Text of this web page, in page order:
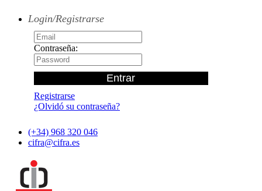
Login/Registrarse
Contraseña:
Registrarse
¿Olvidó su contraseña?
(+34) 968 320 046
cifra@cifra.es